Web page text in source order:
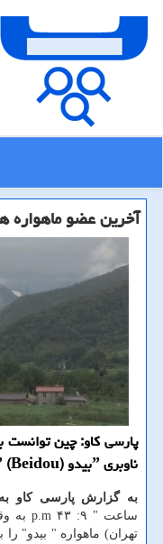
آخرین عضو ماهواره
پارسی كاو: چین توانست
ناوبری ˮبیدو ˮ (Beidou) خودرا به فضا پرتاب كند.
به گزارش پارسی کاو